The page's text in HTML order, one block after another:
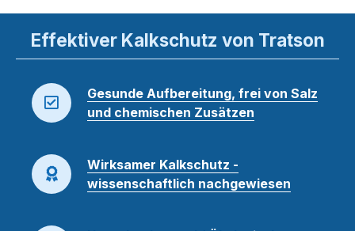
Effektiver Kalkschutz von Tratson
Gesunde Aufbereitung, frei von Salz
und chemischen Zusätzen
Wirksamer Kalkschutz -
wissenschaftlich nachgewiesen